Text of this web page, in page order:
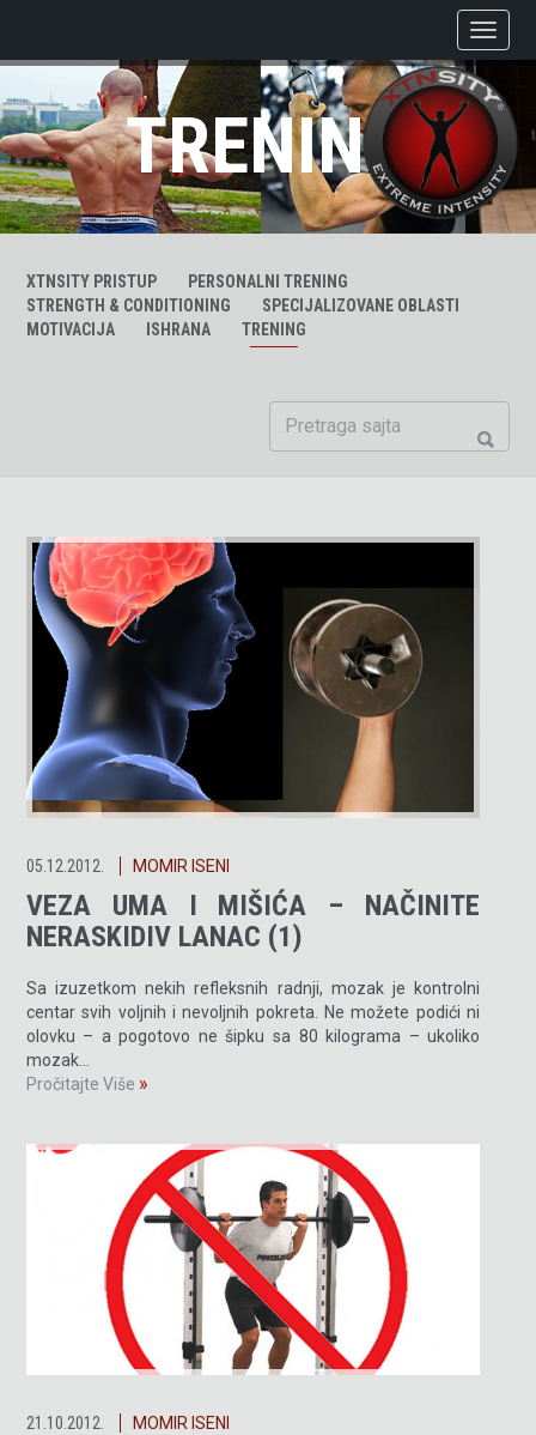
TRENING
XTNSITY PRISTUP
PERSONALNI TRENING
STRENGTH & CONDITIONING
SPECIJALIZOVANE OBLASTI
MOTIVACIJA
ISHRANA TRENING
05.12.2012. MOMIR ISENI
VEZA UMA I MIŠIĆA – NAČINITE
NERASKIDIV LANAC (1)
Sa izuzetkom nekih refleksnih radnji, mozak je kontrolni
centar svih voljnih i nevoljnih pokreta. Ne možete podići ni
olovku – a pogotovo ne šipku sa 80 kilograma – ukoliko
mozak…
Pročitajte Više »
21.10.2012. MOMIR ISENI